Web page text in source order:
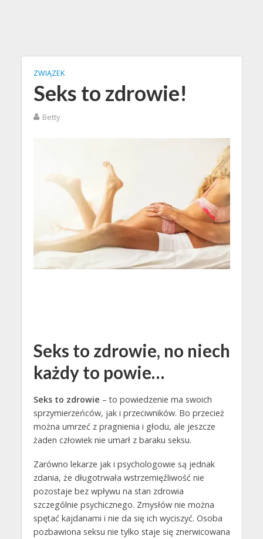
ZWIĄZEK
Seks to zdrowie!
Betty
Seks to zdrowie, no niech
każdy to powie…
Seks to zdrowie – to powiedzenie ma swoich
sprzymierzeńców, jak i przeciwników. Bo przecież
można umrzeć z pragnienia i głodu, ale jeszcze
żaden człowiek nie umarł z baraku seksu.
Zarówno lekarze jak i psychologowie są jednak
zdania, że długotrwała wstrzemięźliwość nie
pozostaje bez wpływu na stan zdrowia
szczególnie psychicznego. Zmysłów nie można
spętać kajdanami i nie da się ich wyciszyć. Osoba
pozbawiona seksu nie tylko staje się znerwicowana